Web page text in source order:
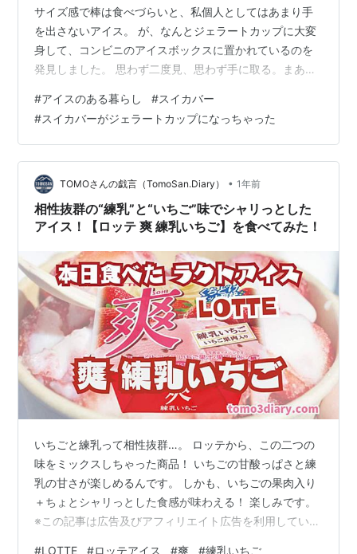
サイズ感で棒は食べづらいと、私個人としてはあまり手
を出さないアイス。 が、なんとジェラートカップに大変
身して、コンビニのアイスボックスに置かれているのを
発見しました。 思わず二度見、思わず手に取る。まあ、
ジェラートを頂きました。 ふたを開けた瞬間、あのスイ
カバーの香りがふわっと広がります。スイカの形のスイ
カバーに対して、こちらはそれっぽい色味の二層式。 形
違えども、お味の方はほぼスイカバー。種っぽい演出の
チョコチップも健在。 ただ、これジェラートなんです
ね、だから私、練りました。ぜーんぶ混ぜち…
#アイスのある暮らし #スイカバー
#スイカバーがジェラートカップになっちゃった
TOMOさんの戯言（TomoSan.Diary） • 1年前
相性抜群の“練乳”と“いちご”味でシャリっとした
アイス！【ロッテ 爽 練乳いちご】を食べてみた！
いちごと練乳って相性抜群…。 ロッテから、この二つの
味をミックスしちゃった商品！ いちごの甘酸っぱさと練
乳の甘さが楽しめるんです。 しかも、いちごの果肉入り
＋ちょとシャリっとした食感が味わえる！ 楽しみです。
※この記事は広告及びアフィリエイト広告を利用していま
#LOTTE #ロッテアイス #爽 #練乳いちご